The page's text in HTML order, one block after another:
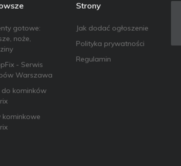
gotowe:
noże,
- Serwis
Warszawa
do kominków
kominkowe
Strony
Jak dodać ogłoszenie
Polityka prywatności
Regulamin